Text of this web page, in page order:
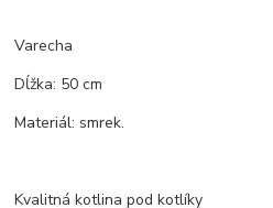
Varecha
Dĺžka: 50 cm
Materiál: smrek.
Kvalitná kotlina pod kotlíky